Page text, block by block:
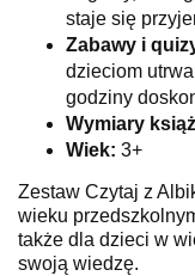
staje się
Zabawy i
dzieciom
godziny
Wymiary
Wiek: 3+
Zestaw Czytaj z
wieku
także dla dzieci w
swoją wiedzę.